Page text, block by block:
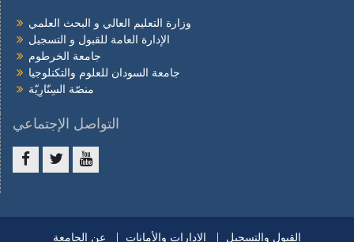
وزارة التعليم العالي و البحث العلمي
الإدارة العامة للقبول و التسجيل
جامعة الخرطوم
جامعة السودان للعلوم والتكنلوجيا
منصّة السِنّارِيّة
التواصل الإجتماعي
عن الجامعة الإدارات والأمانات القبول والتسجيل